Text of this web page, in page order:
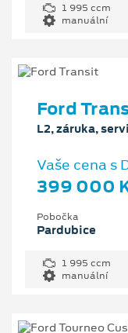
1 995 ccm
manuální
Ford
L2, záruka,
Vaše cena s
399 000
Pobočka
Pardubice
1 995 ccm
manuální